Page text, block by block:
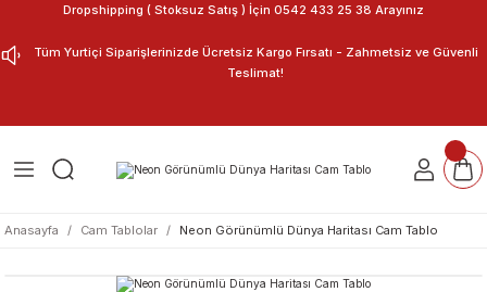
Dropshipping ( Stoksuz Satış ) İçin 0542 433 25 38 Arayınız
Tüm Yurtiçi Siparişlerinizde Ücretsiz Kargo Fırsatı - Zahmetsiz ve Güvenli
Teslimat!
Anasayfa Cam Tablolar Neon Görünümlü Dünya Haritası Cam Tablo